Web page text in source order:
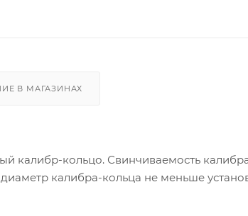
В МАГАЗИНАХ
калибр-кольцо. Свинчиваемость
калибра-кольца не меньше